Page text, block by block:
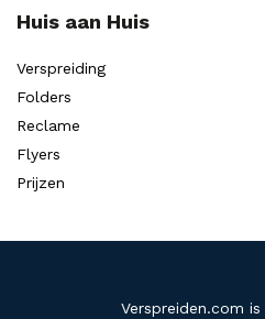
Huis aan Huis
Verspreiding
Folders
Reclame
Flyers
Prijzen
Verspreiden.com